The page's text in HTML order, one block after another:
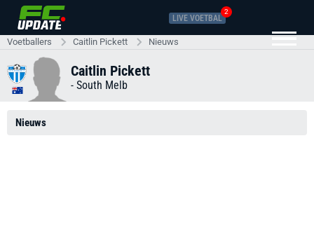
LIVE VOETBAL
2
Voetballers Caitlin Pickett Nieuws
Caitlin Pickett
- South Melb
Nieuws